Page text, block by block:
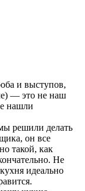
и выступов,
— это не наш
нашли
решили делать
он все
такой, как
Не
идеально